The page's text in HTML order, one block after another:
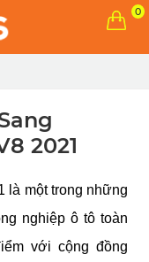
0
2021
là một trong những
nghiệp ô tô toàn
với cộng đồng